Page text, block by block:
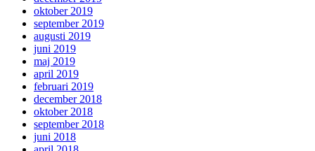
oktober 2019
september 2019
augusti 2019
juni 2019
maj 2019
april 2019
februari 2019
december 2018
oktober 2018
september 2018
juni 2018